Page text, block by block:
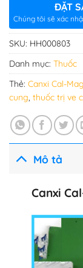
ĐẶT
Chúng tôi sẽ xác
SKU: HH000803
Danh mục: Thuốc
Thẻ: Canxi Cal-Mag
cung, thuốc trị ve
Mô tả
Canxi